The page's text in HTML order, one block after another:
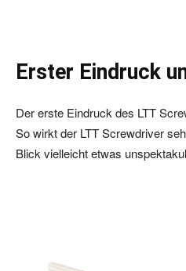
Erster Eindruck
Der erste Eindruck des LTT
So wirkt der LTT Screwdriver
Blick vielleicht etwas